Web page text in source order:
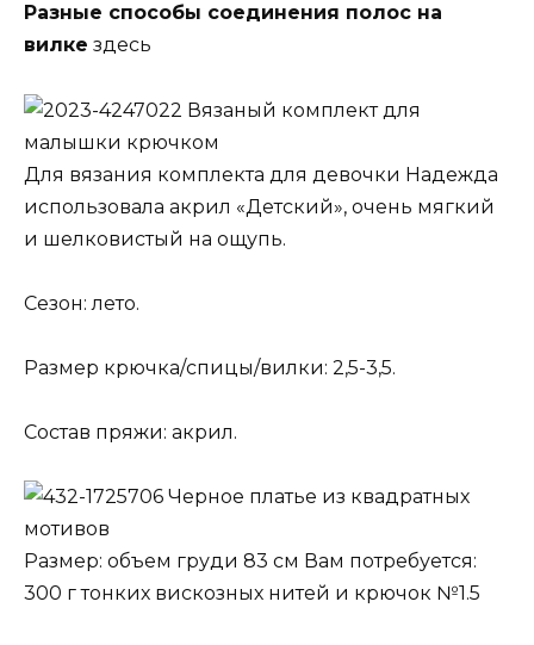
Разные способы соединения полос на
вилке здесь
Вязаный комплект для
малышки крючком
Для вязания комплекта для девочки Надежда
использовала акрил «Детский», очень мягкий
и шелковистый на ощупь.
Сезон: лето.
Размер крючка/спицы/вилки: 2,5-3,5.
Состав пряжи: акрил.
Черное платье из квадратных
мотивов
Размер: объем груди 83 см Вам потребуется:
300 г тонких вискозных нитей и крючок №1.5